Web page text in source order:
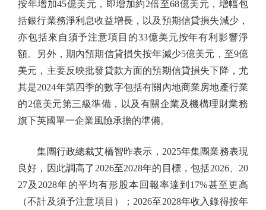
按年增加45億美元，即增加約2倍至68億美元，增幅包
括銀行業務淨利息收益增長，以及預期信貸損失減少，
亦包括來自須予注意項目的33億美元按年有利影響淨
額。另外，期內預期信貸損失按年減少5億美元，至9億
美元，主要反映批發貸款方面的預期信貸損失下降，尤
其是2024年第四季的數字包括有關內地商業房地產行業
的2億美元第三級準備，以及有關企業及機構理財業務
旗下英國單一企業風險承擔的準備。
集團行政總裁艾橋智昨表示，2025年集團業務表現
良好，因此調高了2026至2028年的目標，包括2026、20
27及2028年的平均有形股本回報率達到17%甚至更高
（不計及須予注意項目）；2026至2028年收入錄得按年